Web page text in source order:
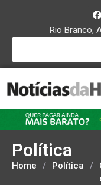
Rio Branco,
Política
Home / Política /